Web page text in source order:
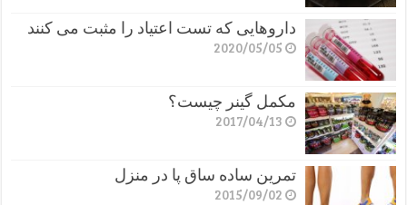
داروهایی که تست اعتیاد را مثبت می کنند
2020/05/05
مکمل گینر چیست؟
2017/04/13
تمرین ساده ساق پا در منزل
2015/09/02